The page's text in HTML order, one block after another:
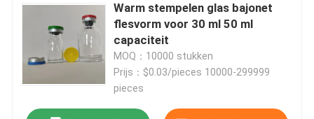
Warm stempelen glas bajonet
flesvorm voor 30 ml 50 ml
capaciteit
MOQ：10000 stukken
Prijs：$0.03/pieces 10000-299999
pieces